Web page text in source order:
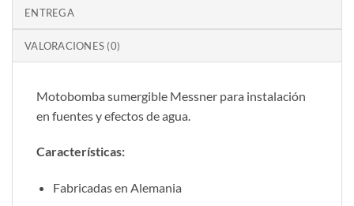
ENTREGA
VALORACIONES (0)
Motobomba sumergible Messner para instalación
en fuentes y efectos de agua.
Características:
Fabricadas en Alemania